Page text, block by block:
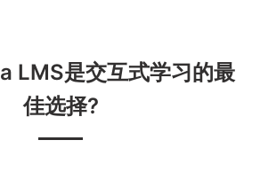
LMS是交互式学习的最
佳选择?